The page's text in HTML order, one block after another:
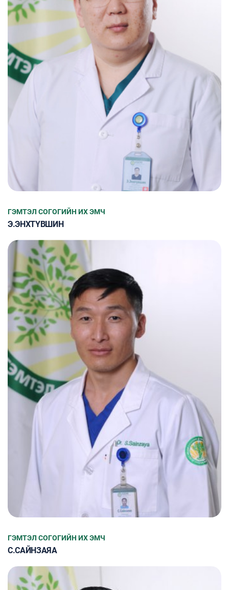
ГЭМТЭЛ СОГОГИЙН ИХ ЭМЧ
Э.ЭНХТҮВШИН
ГЭМТЭЛ СОГОГИЙН ИХ ЭМЧ
С.САЙНЗАЯА